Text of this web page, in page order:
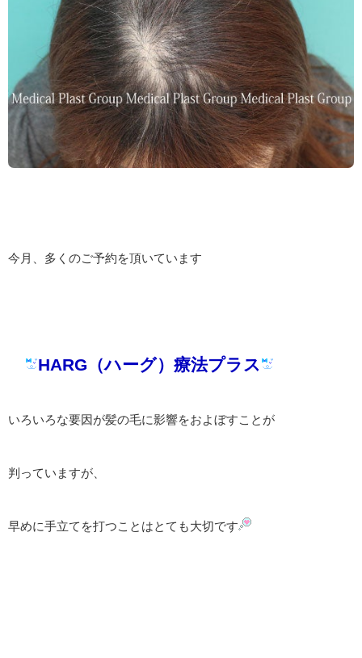
今月、多くのご予約を頂いています
HARG（ハーグ）療法プラス
いろいろな要因が髪の毛に影響をおよぼすことが
判っていますが、
早めに手立てを打つことはとても大切です